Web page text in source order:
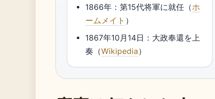
1866年：第15代将軍に就任（ホ
ームメイト ）
1867年10月14日：大政奉還を上
奏（Wikipedia）